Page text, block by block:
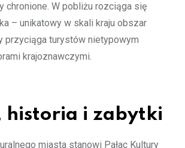
chronione. W pobliżu rozciąga się
– unikatowy w skali kraju obszar
przyciąga turystów nietypowym
krajoznawczymi.
historia i zabytki
miasta stanowi Pałac Kultury